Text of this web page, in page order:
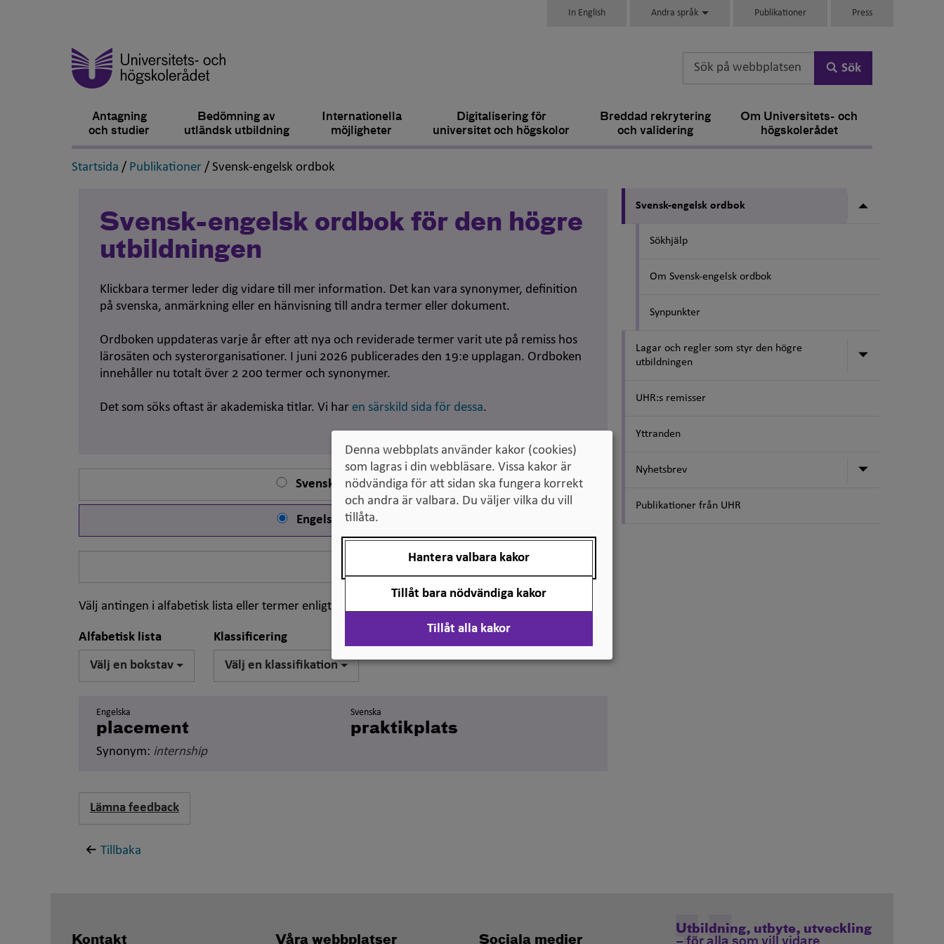
In English Andra språk Publikationer Press
Sök
Antagning
och studier
Bedömning av
utländsk utbildning
Internationella
möjligheter
Digitalisering för
universitet och högskolor
Breddad rekrytering
och validering
Om Universitets- och
högskolerådet
Startsida ,
/ Publikationer ,
/ Svensk-engelsk ordbok
Svensk-engelsk ordbok för den högre
utbildningen
Klickbara termer leder dig vidare till mer information. Det kan vara synonymer, definition
på svenska, anmärkning eller en hänvisning till andra termer eller dokument.
Ordboken uppdateras varje år efter att nya och reviderade termer varit ute på remiss hos
lärosäten och systerorganisationer. I juni 2026 publicerades den 19:e upplagan. Ordboken
innehåller nu totalt över 2 200 termer och synonymer.
Det som söks oftast är akademiska titlar. Vi har en särskild sida för dessa.
Svenska till engelska
Engelska till svenska
Välj antingen i alfabetisk lista eller termer enligt klassifikation
Alfabetisk lista
Välj en bokstav
Klassificering
Välj en klassifikation
Engelska
placement
Synonym: internship
Svenska
praktikplats
Lämna feedback
Tillbaka
Svensk-engelsk ordbok Undermeny
Sökhjälp
Om Svensk-engelsk ordbok
Synpunkter
Lagar och regler som styr den högre
utbildningen
Undermeny
UHR:s remisser
Yttranden
Nyhetsbrev Undermeny
Publikationer från UHR
Kontakt Våra webbplatser Sociala medier
Utbildning, utbyte, utveckling
Denna webbplats använder kakor (cookies)
som lagras i din webbläsare. Vissa kakor är
nödvändiga för att sidan ska fungera korrekt
och andra är valbara. Du väljer vilka du vill
tillåta.
Hantera valbara kakor
Tillåt bara nödvändiga kakor
Tillåt alla kakor